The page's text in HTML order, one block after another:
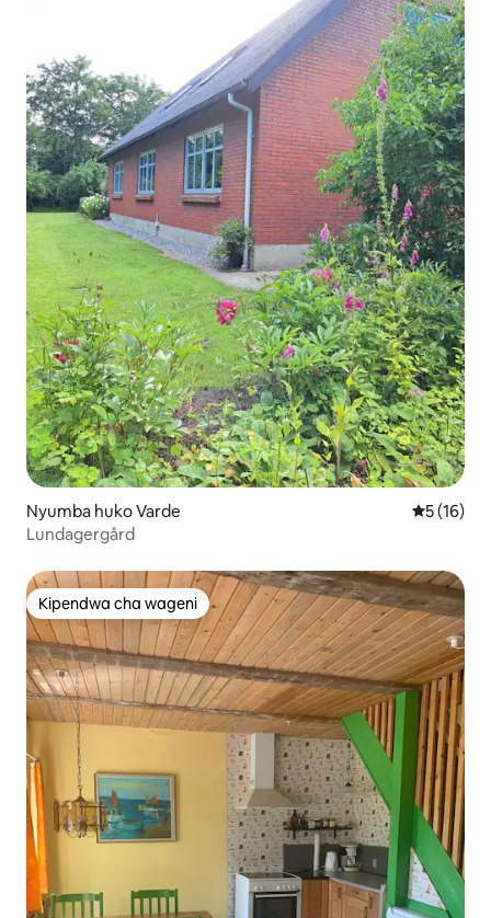
Nyumba huko Varde Ukadiriaji
5 (16)
Lundagergård
Kipendwa cha wageni
Kipendwa cha wageni